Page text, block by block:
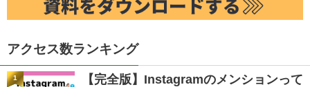
アクセス数ランキング
【完全版】Instagramのメンションって
1